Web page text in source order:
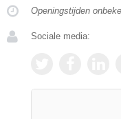
Openingstijden
Sociale media: